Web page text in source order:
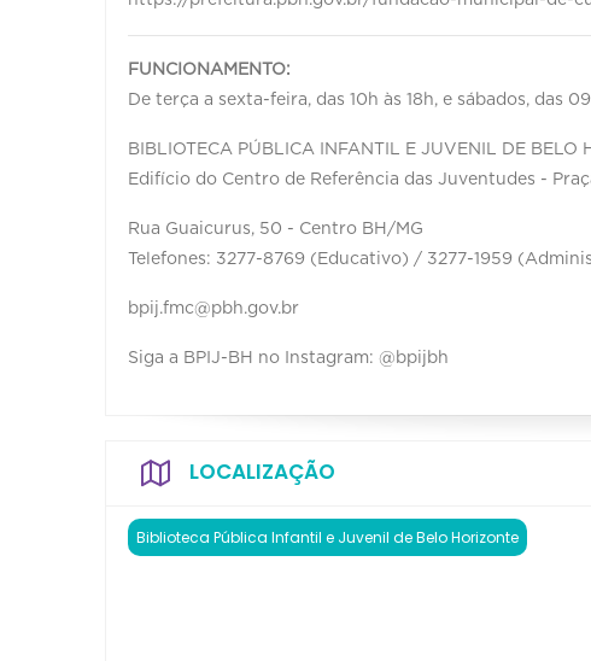
FUNCIONAMENTO:
De terça a sexta-feira, das 10h às 18h, e sábados, das
BIBLIOTECA PÚBLICA INFANTIL E JUVENIL DE BELO
Edifício do Centro de Referência das Juventudes -
Rua Guaicurus, 50 - Centro BH/MG
Telefones: 3277-8769 (Educativo) / 3277-1959
bpij.fmc@pbh.gov.br
Siga a BPIJ-BH no Instagram: @bpijbh
LOCALIZAÇÃO
Biblioteca Pública Infantil e Juvenil de Belo Horizonte